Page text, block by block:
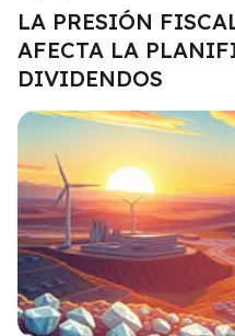
LA PRESIÓN
AFECTA LA
DIVIDENDOS